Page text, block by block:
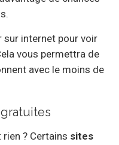
sur internet pour voir
vous permettra de
avec le moins de
? Certains sites